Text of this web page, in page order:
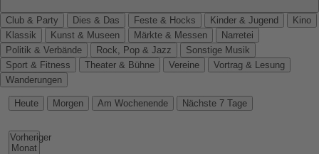
Club & Party Dies & Das Feste & Hocks Kinder & Jugend
Kino
Klassik
Kunst & Museen Märkte & Messen
Narretei
Politik & Verbände
Rock, Pop & Jazz
Sonstige Musik
Sport & Fitness
Theater & Bühne Vereine
Vortrag & Lesung
Wanderungen
Heute Morgen Am Wochenende Nächste 7 Tage
Vorheriger
Monat